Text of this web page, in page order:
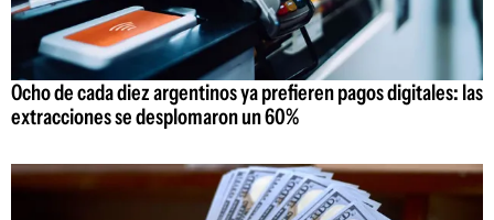
Ocho de cada diez argentinos ya prefieren pagos digitales: las
extracciones se desplomaron un 60%